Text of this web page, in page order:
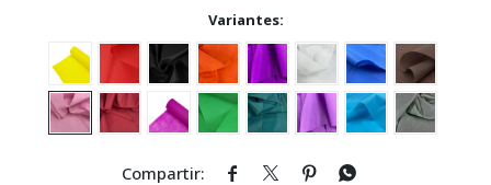
Variantes:
   